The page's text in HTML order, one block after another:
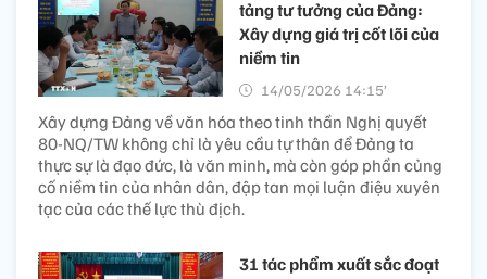
tảng tư tưởng của Đảng:
Xây dựng giá trị cốt lõi của
niềm tin
14/05/2026 14:15’
Xây dựng Đảng về văn hóa theo tinh thần Nghị quyết
80-NQ/TW không chỉ là yêu cầu tự thân để Đảng ta
thực sự là đạo đức, là văn minh, mà còn góp phần củng
cố niềm tin của nhân dân, đập tan mọi luận điệu xuyên
tạc của các thế lực thù địch.
31 tác phẩm xuất sắc đoạt